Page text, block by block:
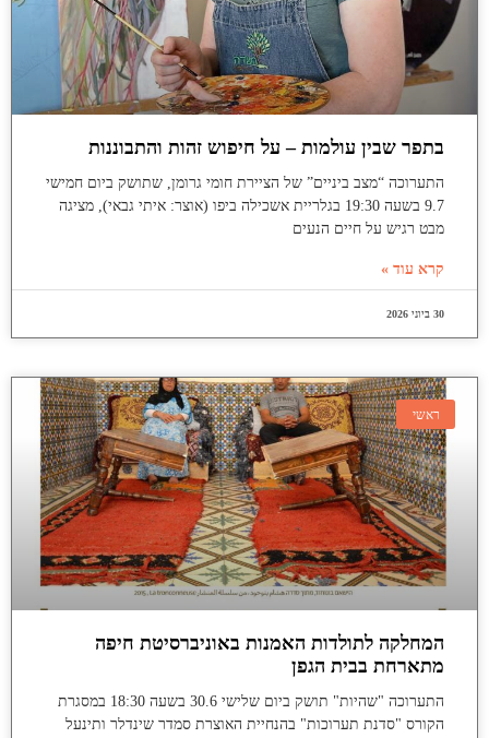
בתפר שבין עולמות – על חיפוש זהות והתבוננות
התערוכה “מצב ביניים” של הציירת חומי גרומן, שתושק ביום חמישי
9.7 בשעה 19:30 בגלריית אשכילה ביפו (אוצר: איתי גבאי), מציגה
מבט רגיש על חיים הנעים
קרא עוד »
30 ביוני 2026
ראשי
המחלקה לתולדות האמנות באוניברסיטת חיפה
מתארחת בבית הגפן
התערוכה "שהיות" תושק ביום שלישי 30.6 בשעה 18:30 במסגרת
הקורס "סדנת תערוכות" בהנחיית האוצרת סמדר שינדלר ותינעל